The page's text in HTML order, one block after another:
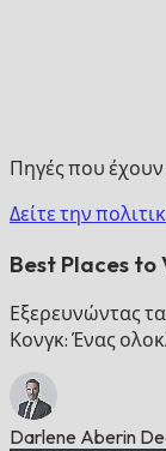
Πηγές που
Δείτε την
Best Places to
Εξερευνώντας
Κονγκ: Ένας
Darlene Aberin